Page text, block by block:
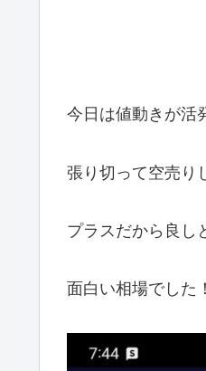
今日は値動きが活
張り切って空売り
プラスだから良し
面白い相場でした！